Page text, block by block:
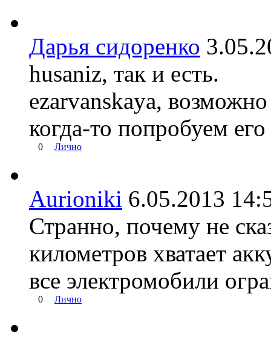
Дарья сидоренко
husaniz, так и есть.
ezarvanskaya,
когда-то попробуем его
0 Лично
Aurioniki 6.05.2013
Странно, почему не
километров хватает
все электромобили
0 Лично